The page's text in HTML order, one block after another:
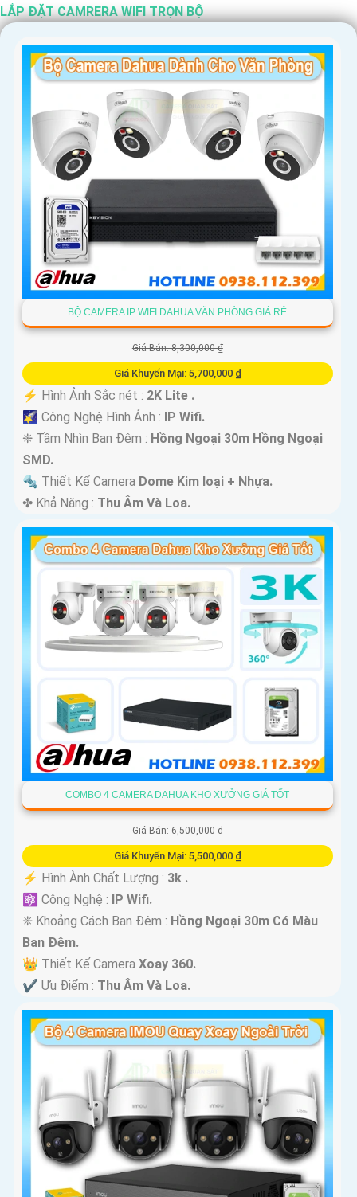
LẮP ĐẶT CAMRERA WIFI TRỌN BỘ
BỘ CAMERA IP WIFI DAHUA VĂN PHÒNG GIÁ RẺ
Giá Bán: 8,300,000 ₫
Giá Khuyến Mại: 5,700,000 ₫
️⚡ Hình Ảnh Sắc nét : 2K Lite .
🌠 Công Nghệ Hình Ảnh : IP Wifi.
❈ Tầm Nhìn Ban Đêm : Hồng Ngoại 30m Hồng Ngoại
SMD.
🔩 Thiết Kế Camera Dome Kim loại + Nhựa.
️✤ Khả Năng : Thu Âm Và Loa.
COMBO 4 CAMERA DAHUA KHO XƯỞNG GIÁ TỐT
Giá Bán: 6,500,000 ₫
Giá Khuyến Mại: 5,500,000 ₫
️⚡ Hình Ành Chất Lượng : 3k .
⚛️ Công Nghệ : IP Wifi.
❈ Khoảng Cách Ban Đêm : Hồng Ngoại 30m Có Màu
Ban Ðêm.
👑 Thiết Kế Camera Xoay 360.
️✔️ Ưu Điểm : Thu Âm Và Loa.